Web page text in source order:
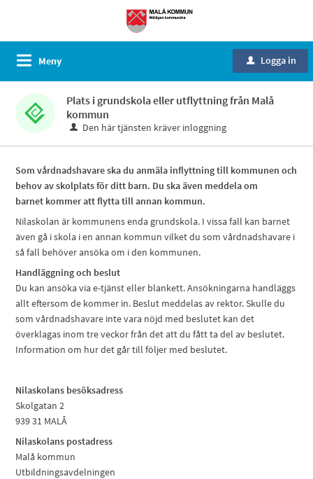
Meny u Logga in
Plats i grundskola eller utflyttning från Malå
kommun
Den här tjänsten kräver inloggning
Som vårdnadshavare ska du anmäla inflyttning till kommunen och
behov av skolplats för ditt barn. Du ska även meddela om
barnet kommer att flytta till annan kommun.
Nilaskolan är kommunens enda grundskola. I vissa fall kan barnet
även gå i skola i en annan kommun vilket du som vårdnadshavare i
så fall behöver ansöka om i den kommunen.
Handläggning och beslut
Du kan ansöka via e-tjänst eller blankett. Ansökningarna handläggs
allt eftersom de kommer in. Beslut meddelas av rektor. Skulle du
som vårdnadshavare inte vara nöjd med beslutet kan det
överklagas inom tre veckor från det att du fått ta del av beslutet.
Information om hur det går till följer med beslutet.
Nilaskolans besöksadress
Skolgatan 2
939 31 MALÅ
Nilaskolans postadress
Malå kommun
Utbildningsavdelningen